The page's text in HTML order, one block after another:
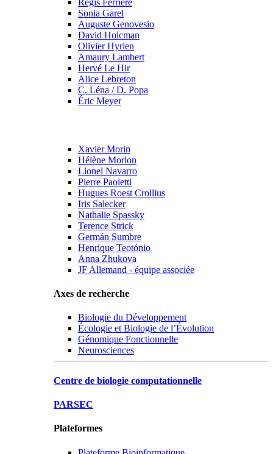
Régis Ferrière
Sonia Garel
Auguste Genovesio
David Holcman
Olivier Hyrien
Amaury Lambert
Hervé Le Hir
Alice Lebreton
C. Léna / D. Popa
Éric Meyer
Xavier Morin
Hélène Morlon
Lionel Navarro
Pierre Paoletti
Hugues Roest Crollius
Iris Salecker
Nathalie Spassky
Terence Strick
Germán Sumbre
Henrique Teotónio
Anna Zhukova
JF Allemand - équipe associée
Axes de recherche
Biologie du Développement
Écologie et Biologie de l’Évolution
Génomique Fonctionnelle
Neurosciences
Centre de biologie computationnelle
PARSEC
Plateformes